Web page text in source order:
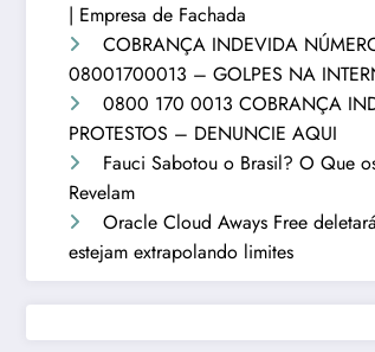
| Empresa de Fachada
COBRANÇA INDEVIDA
08001700013 – GOLPES NA
0800 170 0013 COBRANÇA
PROTESTOS – DENUNCIE AQUI
Fauci Sabotou o Brasil? O Que
Revelam
Oracle Cloud Aways Free
estejam extrapolando limites